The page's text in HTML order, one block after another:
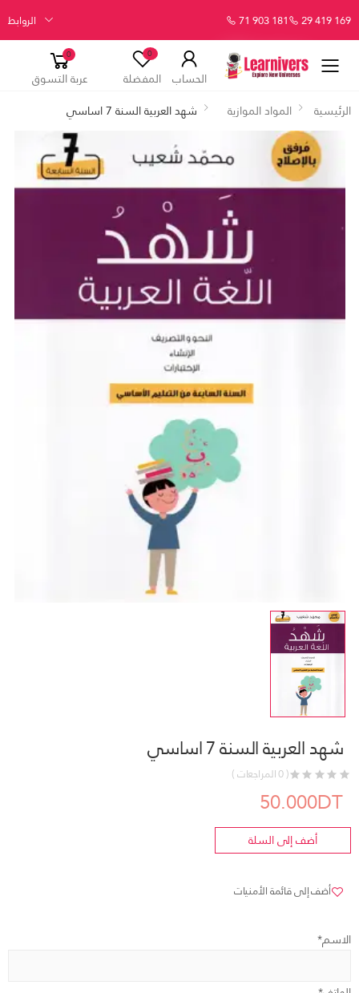
29 419 169
71 903 181 الروابط
الحساب
0
المفضلة
0
عربة التسوق
الرئيسية
المواد الموازية شهد العربية السنة 7 اساسي
شهد العربية السنة 7 اساسي
( 0 المراجعات )
50.000DT
أضف إلى السلة
أضف إلى قائمة الأمنيات
الاسم*